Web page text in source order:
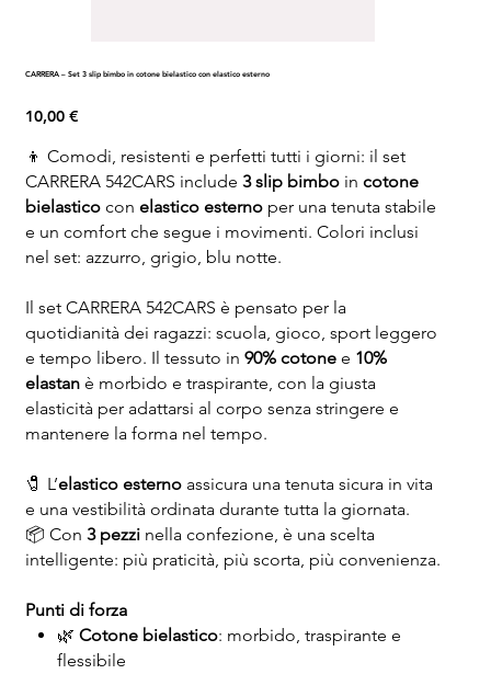
CARRERA – Set 3 slip bimbo in cotone bielastico con elastico esterno
Prezzo
10,00 €
👦 Comodi, resistenti e perfetti tutti i giorni: il set
CARRERA 542CARS include 3 slip bimboin cotone
bielasticocon elastico esternoper una tenuta stabile
e un comfort che segue i movimenti. Colori inclusi
nel set: azzurro, grigio, blu notte.
Il set CARRERA 542CARS è pensato per la
quotidianità dei ragazzi: scuola, gioco, sport leggero
e tempo libero. Il tessuto in 90% cotonee 10%
elastanè morbido e traspirante, con la giusta
elasticità per adattarsi al corpo senza stringere e
mantenere la forma nel tempo.
🧷 L’elastico esternoassicura una tenuta sicura in vita
e una vestibilità ordinata durante tutta la giornata.
📦 Con 3 pezzinella confezione, è una scelta
intelligente: più praticità, più scorta, più convenienza.
Punti di forza
🌿 Cotone bielastico: morbido, traspirante e
flessibile